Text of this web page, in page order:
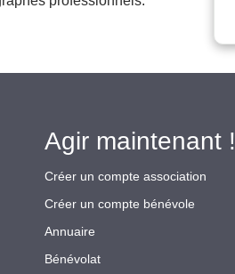
Agir maintenant !
Créer un compte association
Créer un compte bénévole
Annuaire
Bénévolat